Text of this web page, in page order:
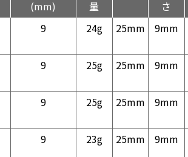
(mm)
量
さ
9 24g 25mm 9mm
9 25g 25mm 9mm
9 25g 25mm 9mm
9 23g 25mm 9mm